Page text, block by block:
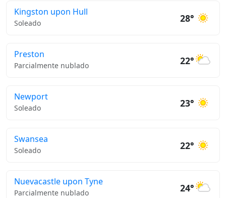
Kingston upon Hull
Soleado 28°
Preston
Parcialmente nublado 22°
Newport
Soleado 23°
Swansea
Soleado 22°
Nuevacastle upon Tyne
Parcialmente nublado 24°